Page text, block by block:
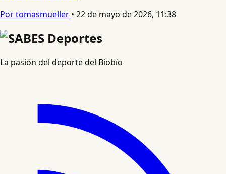
Por tomasmueller • 22 de mayo de 2026, 11:38
La pasión del deporte del Biobío